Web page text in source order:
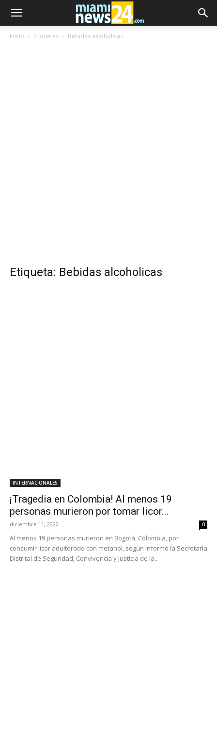
Inicio Etiquetas Bebidas alcoholicas
Etiqueta: Bebidas alcoholicas
INTERNACIONALES
¡Tragedia en Colombia! Al menos 19
personas murieron por tomar licor...
diciembre 11, 2022 0
Al menos 19 personas murieron en Bogotá, Colombia, por
consumir licor adulterado con metanol, según informó la Secretaría
Distrital de Seguridad, Convivencia y Justicia de la...